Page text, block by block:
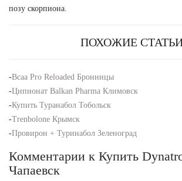
позу скорпиона.
ПОХОЖИЕ
-Bcaa Pro Reloaded Бронницы
-Ципионат Balkan Pharma Климовск
-Купить Туранабол Тобольск
-Trenbolone Крымск
-Провирон + Туринабол Зеленоград
Комментарии к Купить
Чапаевск